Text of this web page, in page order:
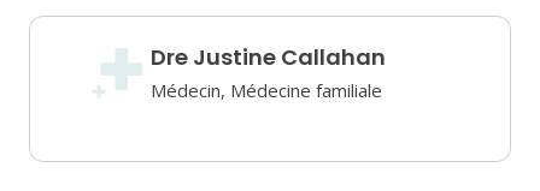
Dre Justine Callahan
Médecin, Médecine familiale